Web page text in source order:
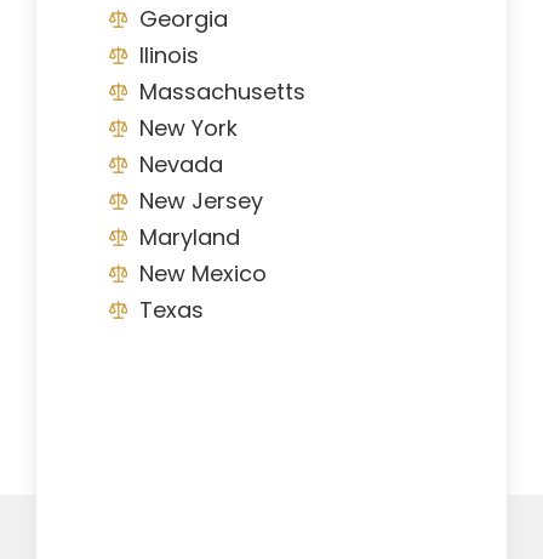
Georgia
Ilinois
Massachusetts
New York
Nevada
New Jersey
Maryland
New Mexico
Texas